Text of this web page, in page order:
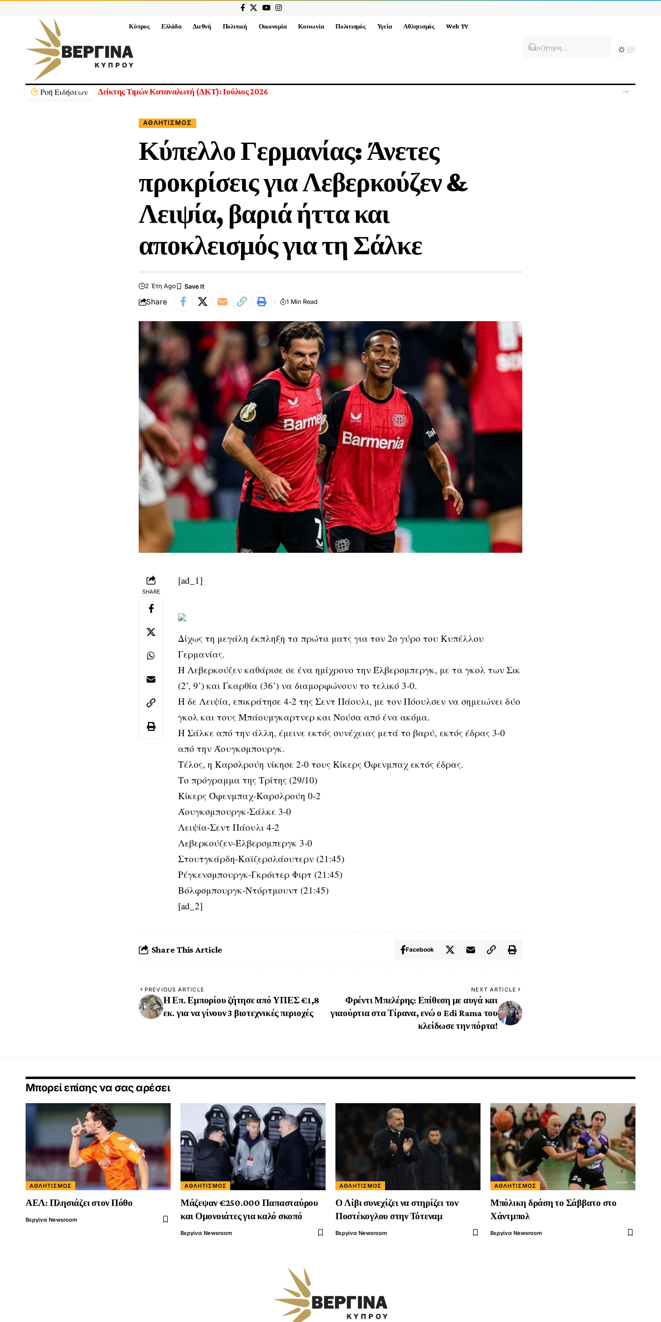
Κύπρος Ελλάδα Διεθνή Πολιτική Οικονομία Κοινωνία Πολιτισμός Υγεία Αθλητισμός Web TV
Ρoή Ειδήσεων
ΑΘΛΗΤΙΣΜΌΣ
Κύπελλο Γερμανίας: Άνετες
προκρίσεις για Λεβερκούζεν &
Λειψία, βαριά ήττα και
αποκλεισμός για τη Σάλκε
2 Έτη Ago
Share 1 Min Read
SHARE
[ad_1]
Δίχως τη μεγάλη έκπληξη τα πρώτα ματς για τον 2ο γύρο του Κυπέλλου
Γερμανίας.
Η Λεβερκούζεν καθάρισε σε ένα ημίχρονο την Έλβερσμπεργκ, με τα γκολ των Σικ
(2’, 9’) και Γκαρθία (36’) να διαμορφώνουν το τελικό 3-0.
Η δε Λειψία, επικράτησε 4-2 της Σεντ Πάουλι, με τον Πόουλσεν να σημειώνει δύο
γκολ και τους Μπάουμγκαρτνερ και Νούσα από ένα ακόμα.
Η Σάλκε από την άλλη, έμεινε εκτός συνέχειας μετά το βαρύ, εκτός έδρας 3-0
από την Άουγκσμπουργκ.
Τέλος, η Καρσλρούη νίκησε 2-0 τους Κίκερς Όφενμπαχ εκτός έδρας.
Το πρόγραμμα της Τρίτης (29/10)
Κίκερς Όφενμπαχ-Καρσλρούη 0-2
Άουγκσμπουργκ-Σάλκε 3-0
Λειψία-Σεντ Πάουλι 4-2
Λεβερκούζεν-Έλβερσμπεργκ 3-0
Στουτγκάρδη-Καϊζερσλάουτερν (21:45)
Ρέγκενσμπουργκ-Γκρόιτερ Φιρτ (21:45)
Βόλφσμπουργκ-Ντόρτμουντ (21:45)
[ad_2]
Share This Article Facebook
PREVIOUS ARTICLE
Η Επ. Εμπορίου ζήτησε από ΥΠΕΣ €1,8
εκ. για να γίνουν 3 βιοτεχνικές περιοχές
NEXT ARTICLE
Φρέντι Μπελέρης: Επίθεση με αυγά και
γιαούρτια στα Τίρανα, ενώ ο Edi Rama του
κλείδωσε την πόρτα!
Μπορεί επίσης να σας αρέσει
ΑΘΛΗΤΙΣΜΌΣ
ΑΕΛ: Πλησιάζει στον Πόθο
Βεργίνα Newsroom
ΑΘΛΗΤΙΣΜΌΣ
Μάζεψαν €250.000 Παπασταύρου
και Ομονοιάτες για καλό σκοπό
Βεργίνα Newsroom
ΑΘΛΗΤΙΣΜΌΣ
Ο Λίβι συνεχίζει να στηρίζει τον
Ποστέκογλου στην Τότεναμ
Βεργίνα Newsroom
ΑΘΛΗΤΙΣΜΌΣ
Μπόλικη δράση το Σάββατο στο
Χάντμπολ
Βεργίνα Newsroom